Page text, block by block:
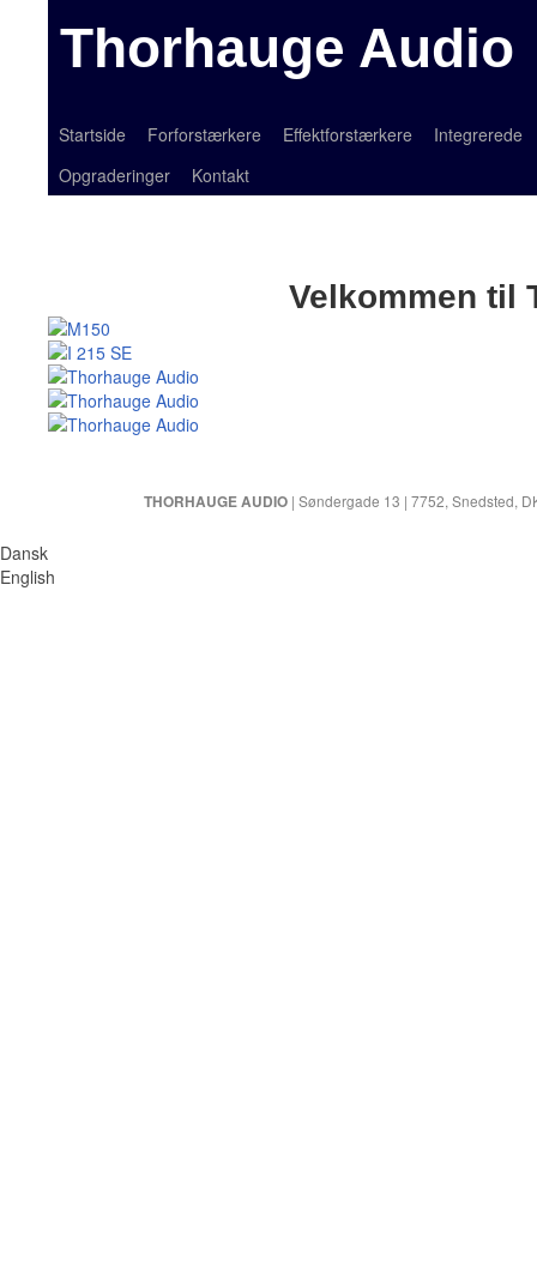
Thorhauge Audio
Startside Forforstærkere Effektforstærkere
Integrerede
Opgraderinger
Kontakt
Velkommen til
THORHAUGE AUDIO | Søndergade 13 | 7752, Snedsted,
Dansk
English